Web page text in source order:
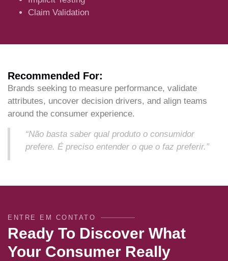
Claim Validation
Recommended For:
Brands seeking to measure performance, validate
attributes, uncover decision drivers, and align teams
around the consumer experience.
“Não basta saber qual produto o consumidor
prefere. É preciso entender o que o faz preferir.”
ENTRE EM CONTATO
Ready To Discover What
Your Consumer Really